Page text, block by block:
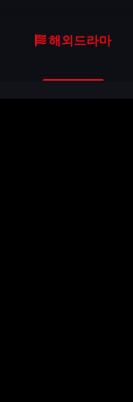
해외드라마